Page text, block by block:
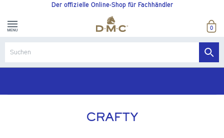
Der offizielle Online-Shop für Fachhändler
0
CRAFTY